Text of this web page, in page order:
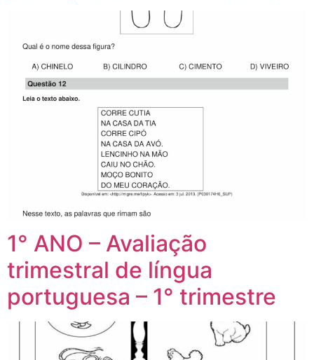
1° ANO – Avaliação
trimestral de língua
portuguesa – 1° trimestre